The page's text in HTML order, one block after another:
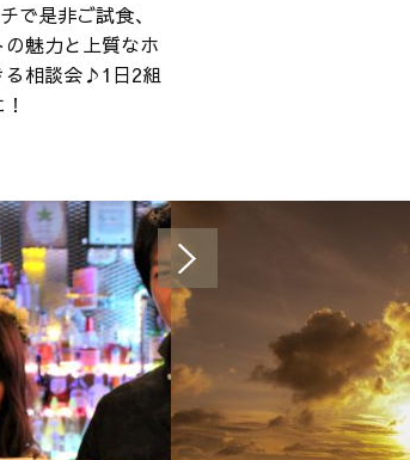
で是非ご試食、
魅力と上質なホ
る相談会♪1日2組